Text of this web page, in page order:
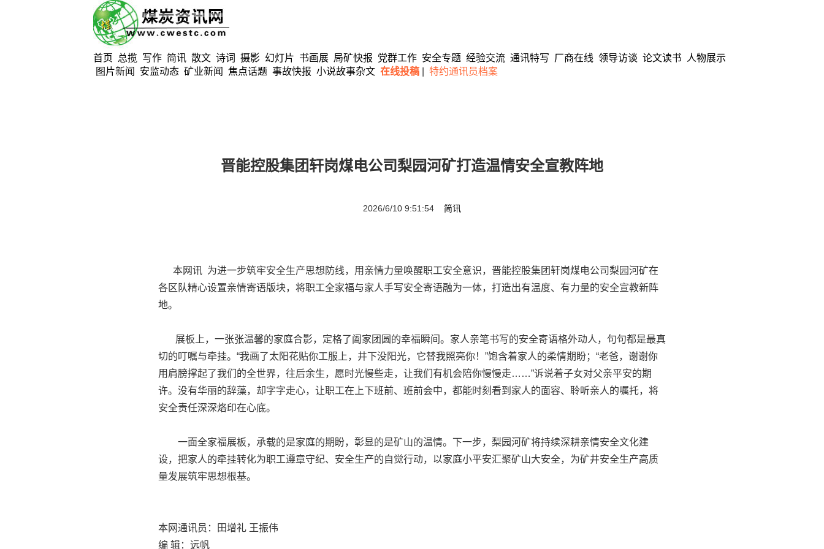
首页 总揽 写作 简讯 散文 诗词 摄影 幻灯片 书画展 局矿快报 党群工作 安全专题 经验交流 通讯特写 厂商在线 领导访谈 论文读书
人物展示
图片新闻
安监动态 矿业新闻 焦点话题 事故快报 小说故事杂文 在线投稿 特约通讯员档案
晋能控股集团轩岗煤电公司梨园河矿打造温情安全宣教阵地
2026/6/10 9:51:54 简讯
本网讯 为进一步筑牢安全生产思想防线，用亲情力量唤醒职工安全意识，晋能控股集团轩岗煤电公司梨园河矿在
各区队精心设置亲情寄语版块，将职工全家福与家人手写安全寄语融为一体，打造出有温度、有力量的安全宣教新阵
地。
展板上，一张张温馨的家庭合影，定格了阖家团圆的幸福瞬间。家人亲笔书写的安全寄语格外动人，句句都是最真
切的叮嘱与牵挂。“我画了太阳花贴你工服上，井下没阳光，它替我照亮你！”饱含着家人的柔情期盼；“老爸，谢谢你
用肩膀撑起了我们的全世界，往后余生，愿时光慢些走，让我们有机会陪你慢慢走……”诉说着子女对父亲平安的期
许。没有华丽的辞藻，却字字走心，让职工在上下班前、班前会中，都能时刻看到家人的面容、聆听亲人的嘱托，将
安全责任深深烙印在心底。
一面全家福展板，承载的是家庭的期盼，彰显的是矿山的温情。下一步，梨园河矿将持续深耕亲情安全文化建
设，把家人的牵挂转化为职工遵章守纪、安全生产的自觉行动，以家庭小平安汇聚矿山大安全，为矿井安全生产高质
量发展筑牢思想根基。
本网通讯员：田增礼 王振伟
编 辑：远帆